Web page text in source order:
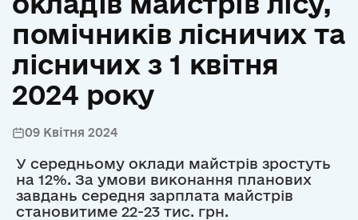
помічників лісничих та
лісничих з 1 квітня
2024 року
09 Квітня 2024
У середньому оклади майстрів зростуть
на 12%. За умови виконання планових
завдань середня зарплата майстрів
становитиме 22-23 тис. грн.